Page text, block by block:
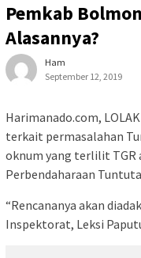
Pemkab
Alasannya?
Ham
September 12, 2019
Harimanado.com,
terkait permasalahan
oknum yang terlilit TGR
Perbendaharaan
“Rencananya akan
Inspektorat, Leksi